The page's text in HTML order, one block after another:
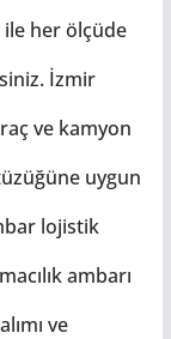
her ölçüde
İzmir
ve kamyon
uygun
lojistik
ambarı
ve